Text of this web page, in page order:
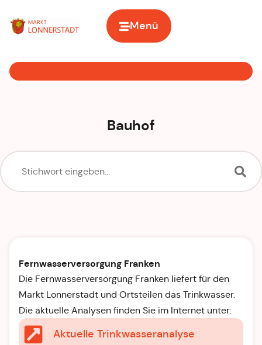
Menü
Bauhof
Fernwasserversorgung Franken
Die Fernwasserversorgung Franken liefert für den
Markt Lonnerstadt und Ortsteilen das Trinkwasser.
Die aktuelle Analysen finden Sie im Internet unter:
Aktuelle Trinkwasseranalyse